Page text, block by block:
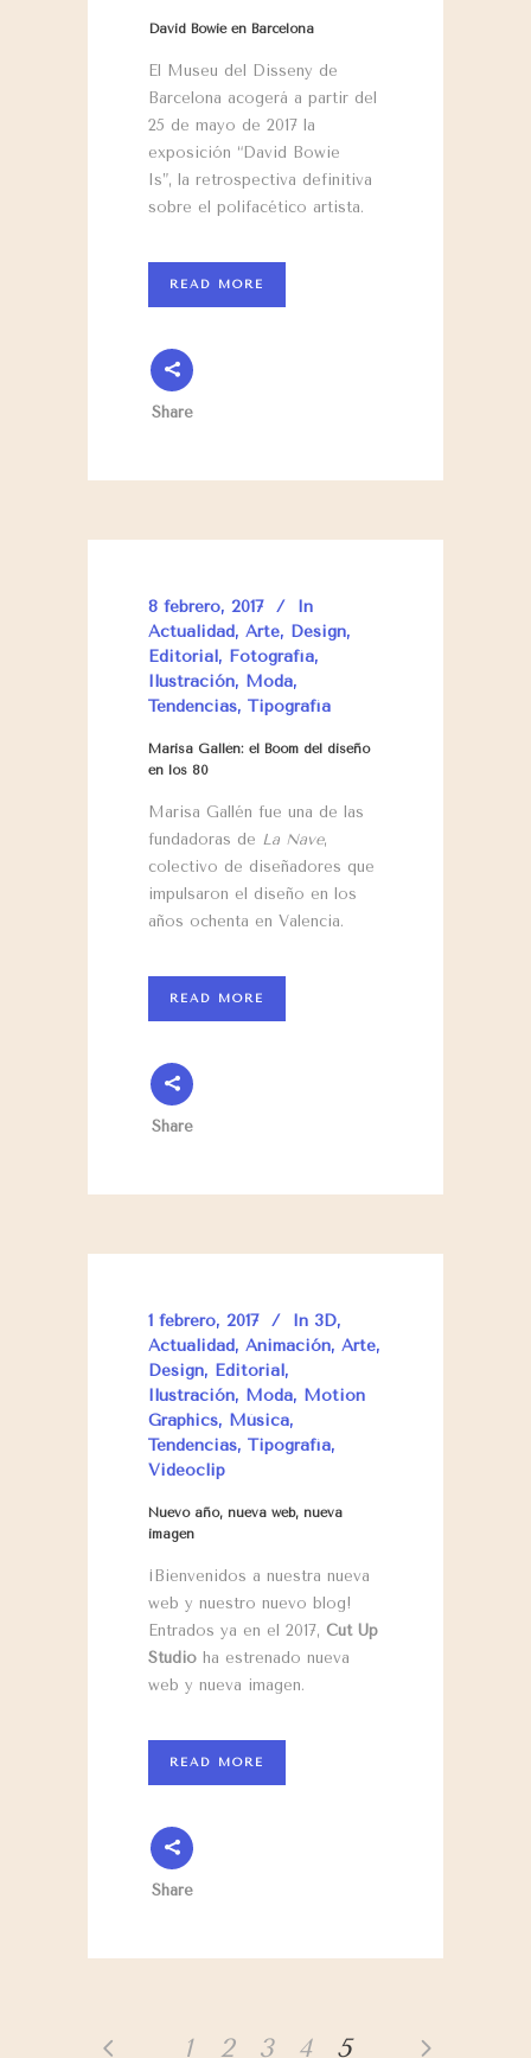
David Bowie en Barcelona
El Museu del Disseny de
Barcelona acogerá a partir del
25 de mayo de 2017 la
exposición “David Bowie
Is”, la retrospectiva definitiva
sobre el polifacético artista.
READ MORE
Share
8 febrero, 2017
In
Actualidad, Arte, Design,
Editorial, Fotografía,
Ilustración, Moda,
Tendencias, Tipografía
Marisa Gallén: el Boom del diseño
en los 80
Marisa Gallén fue una de las
fundadoras de La Nave,
colectivo de diseñadores que
impulsaron el diseño en los
años ochenta en Valencia.
READ MORE
Share
1 febrero, 2017 In 3D,
Actualidad, Animación, Arte,
Design, Editorial,
Ilustración, Moda, Motion
Graphics, Música,
Tendencias, Tipografía,
Videoclip
Nuevo año, nueva web, nueva
imagen
¡Bienvenidos a nuestra nueva
web y nuestro nuevo blog!
Entrados ya en el 2017, Cut Up
Studio ha estrenado nueva
web y nueva imagen.
READ MORE
Share
1 2 3 4 5